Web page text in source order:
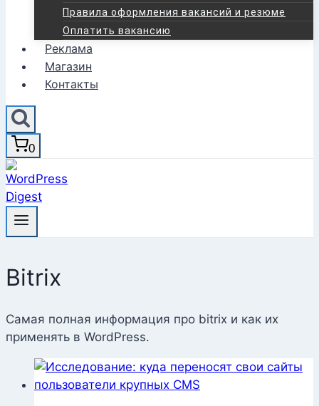
Правила оформления вакансий и резюме
Оплатить вакансию
Реклама
Магазин
Контакты
0
Bitrix
Самая полная информация про bitrix и как их
применять в WordPress.